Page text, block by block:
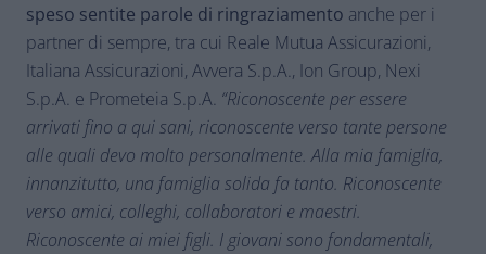
speso sentite parole di ringraziamento anche per i
partner di sempre, tra cui Reale Mutua Assicurazioni,
Italiana Assicurazioni, Avvera S.p.A., Ion Group, Nexi
S.p.A. e Prometeia S.p.A. “Riconoscente per essere
arrivati fino a qui sani, riconoscente verso tante persone
alle quali devo molto personalmente. Alla mia famiglia,
innanzitutto, una famiglia solida fa tanto. Riconoscente
verso amici, colleghi, collaboratori e maestri.
Riconoscente ai miei figli. I giovani sono fondamentali,